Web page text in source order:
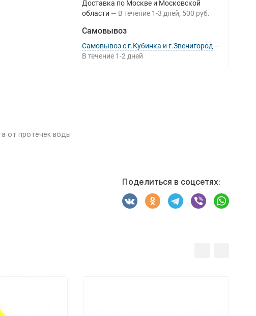
Доставка по Москве и Московской
области
В течение 1-3 дней 500 руб.
Самовывоз
Самовывоз с г.Кубинка и г.Звенигород
В течение 1-2 дней
от протечек воды
Поделиться в соцсетях: